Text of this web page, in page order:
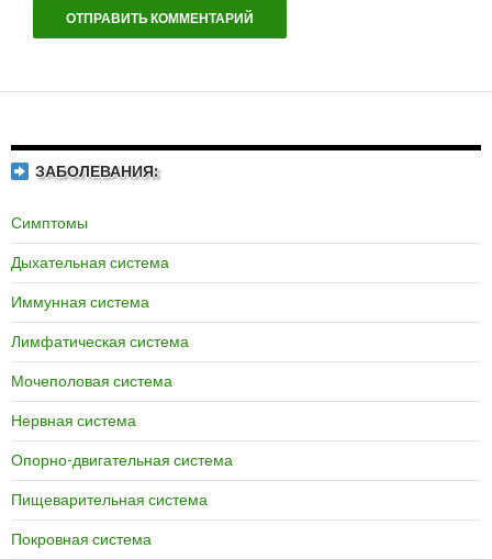
ЗАБОЛЕВАНИЯ:
Симптомы
Дыхательная система
Иммунная система
Лимфатическая система
Мочеполовая система
Нервная система
Опорно-двигательная система
Пищеварительная система
Покровная система